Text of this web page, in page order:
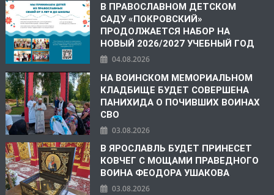
В ПРАВОСЛАВНОМ ДЕТСКОМ
САДУ «ПОКРОВСКИЙ»
ПРОДОЛЖАЕТСЯ НАБОР НА
НОВЫЙ 2026/2027 УЧЕБНЫЙ ГОД
04.08.2026
НА ВОИНСКОМ МЕМОРИАЛЬНОМ
КЛАДБИЩЕ БУДЕТ СОВЕРШЕНА
ПАНИХИДА О ПОЧИВШИХ ВОИНАХ
СВО
03.08.2026
В ЯРОСЛАВЛЬ БУДЕТ ПРИНЕСЕТ
КОВЧЕГ С МОЩАМИ ПРАВЕДНОГО
ВОИНА ФЕОДОРА УШАКОВА
03.08.2026